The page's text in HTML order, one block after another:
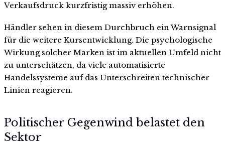
Verkaufsdruck kurzfristig massiv erhöhen.
Händler sehen in diesem Durchbruch ein Warnsignal
für die weitere Kursentwicklung. Die psychologische
Wirkung solcher Marken ist im aktuellen Umfeld nicht
zu unterschätzen, da viele automatisierte
Handelssysteme auf das Unterschreiten technischer
Linien reagieren.
Politischer Gegenwind belastet den
Sektor